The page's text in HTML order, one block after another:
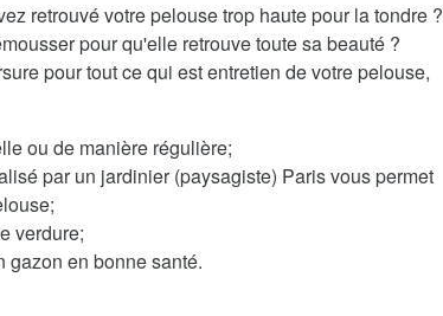
retrouvé votre pelouse trop haute pour la tondre ?
pour qu'elle retrouve toute sa beauté ?
pour tout ce qui est entretien de votre pelouse,
ou de manière régulière;
par un jardinier (paysagiste) Paris vous permet
verdure;
gazon en bonne santé.